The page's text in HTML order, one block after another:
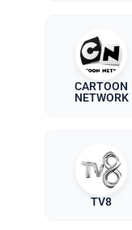
CARTOON
NETWORK
TV8